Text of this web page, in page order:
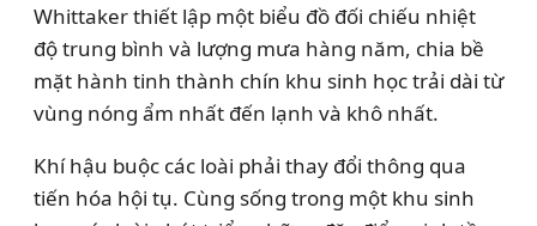
Whittaker thiết lập một biểu đồ đối chiếu nhiệt
độ trung bình và lượng mưa hàng năm, chia bề
mặt hành tinh thành chín khu sinh học trải dài từ
vùng nóng ẩm nhất đến lạnh và khô nhất.
Khí hậu buộc các loài phải thay đổi thông qua
tiến hóa hội tụ. Cùng sống trong một khu sinh